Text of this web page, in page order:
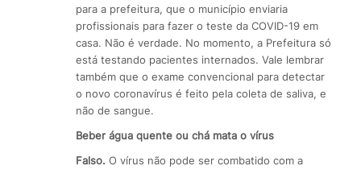
para a prefeitura, que o município enviaria
profissionais para fazer o teste da COVID-19 em
casa. Não é verdade. No momento, a Prefeitura só
está testando pacientes internados. Vale lembrar
também que o exame convencional para detectar
o novo coronavírus é feito pela coleta de saliva, e
não de sangue.
Beber água quente ou chá mata o vírus
Falso. O vírus não pode ser combatido com a